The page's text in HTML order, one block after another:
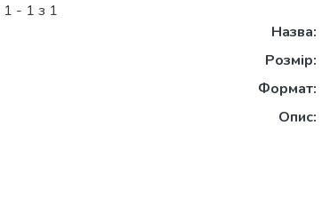
1 - 1 з 1
Назва:
Розмір:
Формат:
Опис: